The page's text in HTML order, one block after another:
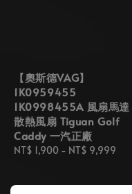
【奧斯德VAG】
1K0959455
1K0998455A 風扇馬達
散熱風扇 Tiguan Golf
Caddy 一汽正廠
Regular
NT$ 1,900 - NT$ 9,999